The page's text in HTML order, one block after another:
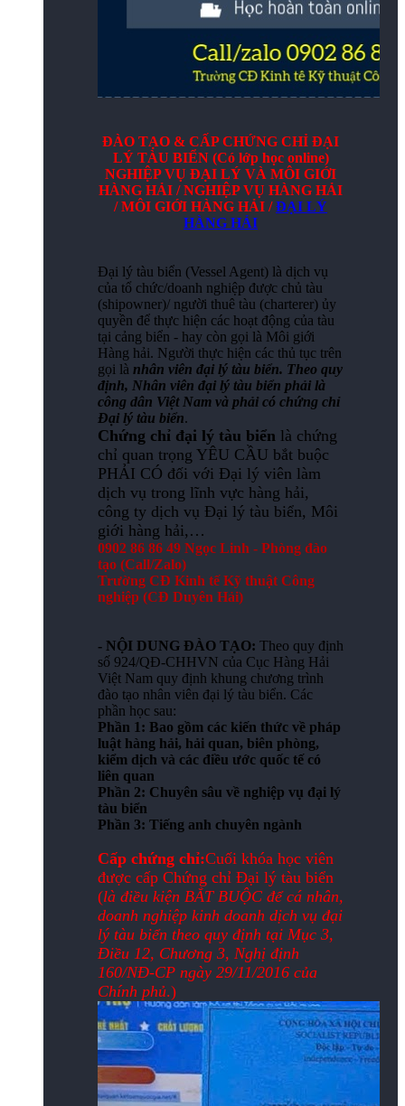
ĐÀO TẠO & CẤP CHỨNG CHỈ ĐẠI
LÝ TÀU BIỂN (Có lớp học online)
NGHIỆP VỤ ĐẠI LÝ VÀ MÔI GIỚI
HÀNG HẢI / NGHIỆP VỤ HÀNG HẢI
/ MÔI GIỚI HÀNG HẢI /ĐẠI LÝ
HÀNG HẢI
Đại lý tàu biển (Vessel Agent) là dịch vụ
của tổ chức/doanh nghiệp được chủ tàu
(shipowner)/ người thuê tàu (charterer) ủy
quyền để thực hiện các hoạt động của tàu
tại cảng biển - hay còn gọi là Môi giới
Hàng hải. Người thực hiện các thủ tục trên
gọi là nhân viên đại lý tàu biển. Theo quy
định, Nhân viên đại lý tàu biển phải là
công dân Việt Nam và phải có chứng chỉ
Đại lý tàu biển.
Chứng chỉ đại lý tàu biển là chứng
chỉ quan trọng YÊU CẦU bắt buộc
PHẢI CÓ đối với Đại lý viên làm
dịch vụ trong lĩnh vực hàng hải,
công ty dịch vụ Đại lý tàu biển, Môi
giới hàng hải,…
0902 86 86 49 Ngọc Linh - Phòng đào
tạo (Call/Zalo)
Trường CĐ Kinh tế Kỹ thuật Công
nghiệp (CĐ Duyên Hải)
- NỘI DUNG ĐÀO TẠO: Theo quy định
số 924/QĐ-CHHVN của Cục Hàng Hải
Việt Nam quy định khung chương trình
đào tạo nhân viên đại lý tàu biển. Các
phần học sau:
Phần 1: Bao gồm các kiến thức về pháp
luật hàng hải, hải quan, biên phòng,
kiểm dịch và các điều ước quốc tế có
liên quan
Phần 2: Chuyên sâu về nghiệp vụ đại lý
tàu biển
Phần 3: Tiếng anh chuyên ngành
Cấp chứng chỉ:Cuối khóa học viên
được cấp Chứng chỉ Đại lý tàu biển
(là điều kiện BẮT BUỘC để cá nhân,
doanh nghiệp kinh doanh dịch vụ đại
lý tàu biển theo quy định tại Mục 3,
Điều 12, Chương 3, Nghị định
160/NĐ-CP ngày 29/11/2016 của
Chính phủ.)